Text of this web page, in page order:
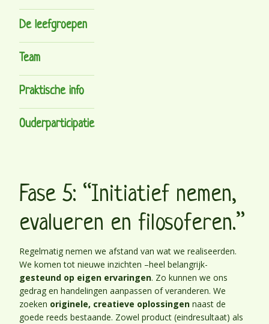
De leefgroepen
Team
Praktische info
Ouderparticipatie
Fase 5: “Initiatief nemen,
evalueren en filosoferen.”
Regelmatig nemen we afstand van wat we realiseerden.
We komen tot nieuwe inzichten –heel belangrijk-
gesteund op eigen ervaringen. Zo kunnen we ons
gedrag en handelingen aanpassen of veranderen. We
zoeken originele, creatieve oplossingen naast de
goede reeds bestaande. Zowel product (eindresultaat) als